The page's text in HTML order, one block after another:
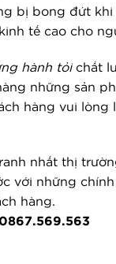
bị bong đứt khi
tế cao cho
hành tỏichất
những sản
hàng vui lòng
nhất thị
với những
hàng.